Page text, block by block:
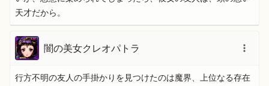
天才だから。
闇の美女クレオパトラ
行方不明の友人の手掛かりを見つけたのは魔界、上位なる存在